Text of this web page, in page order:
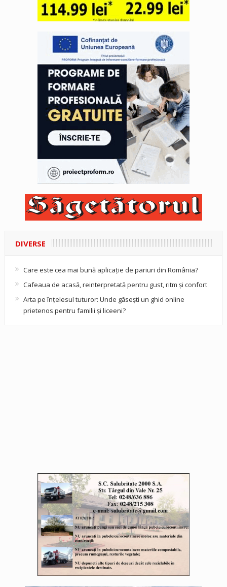
DIVERSE
Care este cea mai bună aplicație de pariuri din România?
Cafeaua de acasă, reinterpretată pentru gust, ritm și confort
Arta pe înțelesul tuturor: Unde găsești un ghid online
prietenos pentru familii și liceeni?